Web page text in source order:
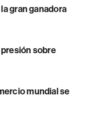
gran ganadora
sobre
mundial se